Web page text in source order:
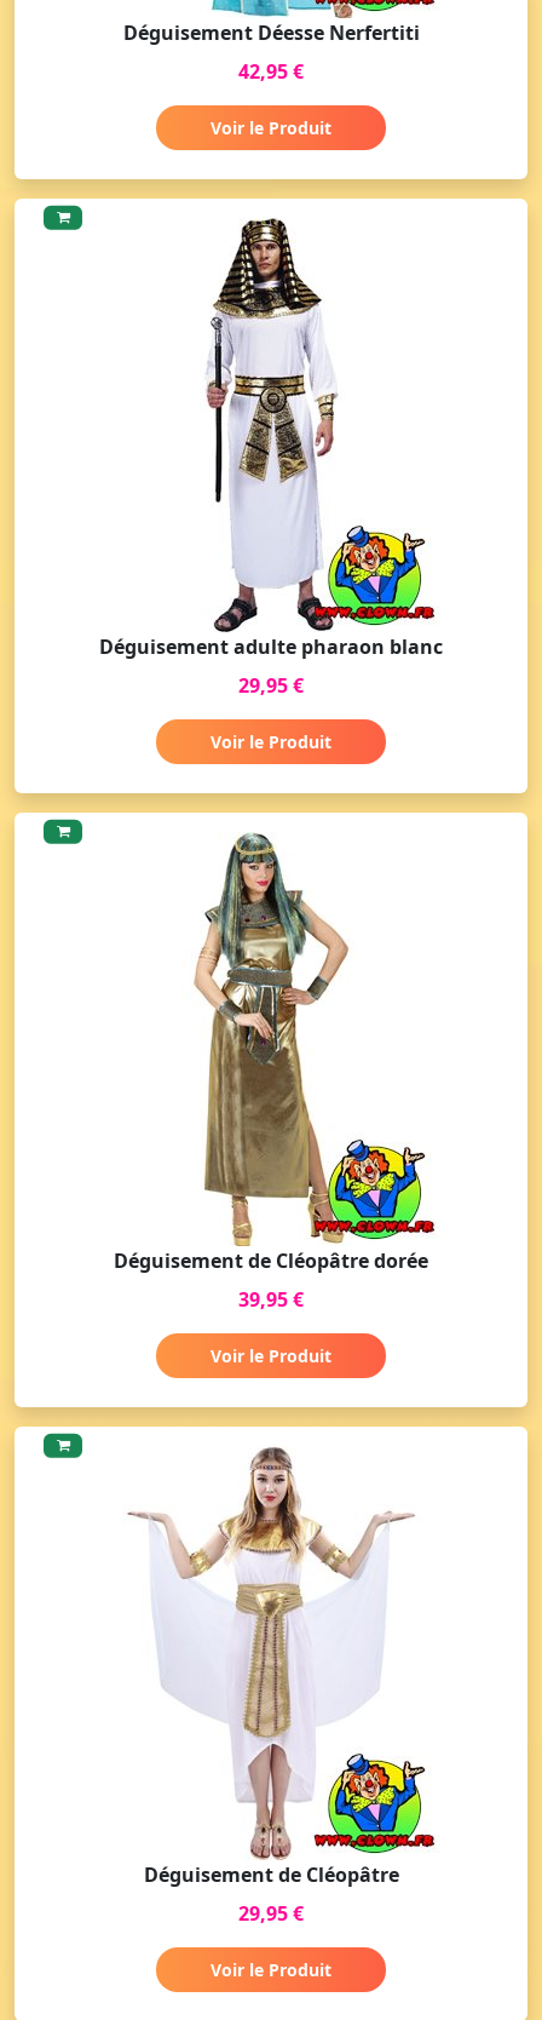
Déguisement Déesse Nerfertiti
42,95 €
Voir le Produit
Déguisement adulte pharaon blanc
29,95 €
Voir le Produit
Déguisement de Cléopâtre dorée
39,95 €
Voir le Produit
Déguisement de Cléopâtre
29,95 €
Voir le Produit